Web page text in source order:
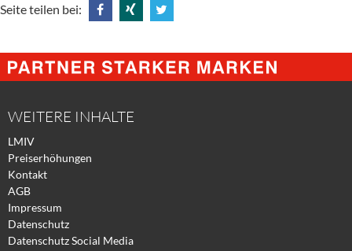
Seite teilen bei:
@
Facebook
@
Xing
@
Twitter
WEITERE INHALTE
LMIV
Preiserhöhungen
Kontakt
AGB
Impressum
Datenschutz
Datenschutz Social Media